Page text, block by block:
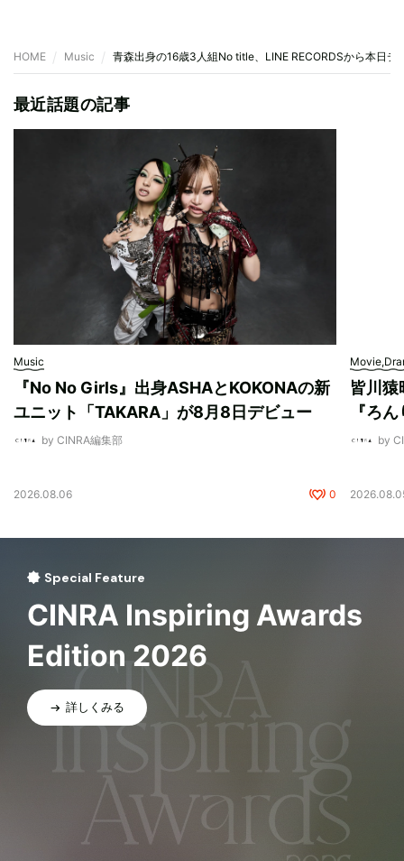
HOME Music 青森出身の16歳3人組No title、LINE RECORDSから本日デ
最近話題の記事
Music
『No No Girls』出身ASHAとKOKONAの新
ユニット「TAKARA」が8月8日デビュー
by CINRA編集部
2026.08.06 0
皆川猿
『ろ
by
Special Feature
CINRA Inspiring Awards
Edition 2026
詳しくみる